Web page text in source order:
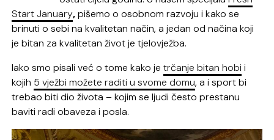
Start January,pišemo o osobnom razvoju i kako se
brinuti o sebi na kvalitetan način, a jedan od načina koji
je bitan za kvalitetan život je tjelovježba.
Iako smo pisali već o tome kako jetrčanje bitan hobi i
kojih 5 vježbi možete raditi u svome domu, a i sport bi
trebao biti dio života – kojim se ljudi često prestanu
baviti radi obaveza i posla.